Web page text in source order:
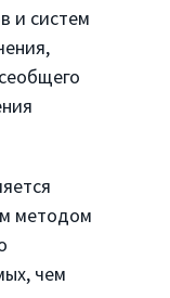
и систем
методом
чем